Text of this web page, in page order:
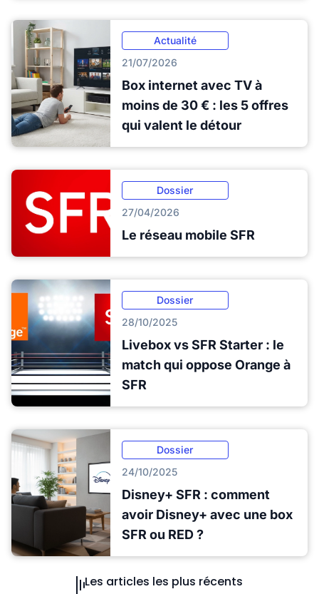
Actualité
21/07/2026
Box internet avec TV à
moins de 30 € : les 5 offres
qui valent le détour
Dossier
27/04/2026
Le réseau mobile SFR
Dossier
28/10/2025
Livebox vs SFR Starter : le
match qui oppose Orange à
SFR
Dossier
24/10/2025
Disney+ SFR : comment
avoir Disney+ avec une box
SFR ou RED ?
Les articles les plus récents